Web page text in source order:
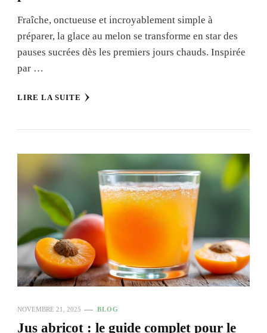
Fraîche, onctueuse et incroyablement simple à
préparer, la glace au melon se transforme en star des
pauses sucrées dès les premiers jours chauds. Inspirée
par …
LIRE LA SUITE
NOVEMBRE 21, 2025 BLOG
Jus abricot : le guide complet pour le